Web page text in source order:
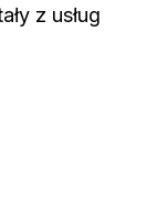
z usług